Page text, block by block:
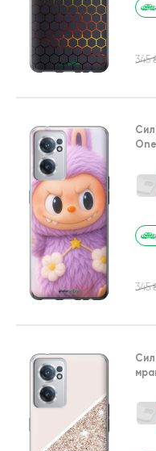
345
345